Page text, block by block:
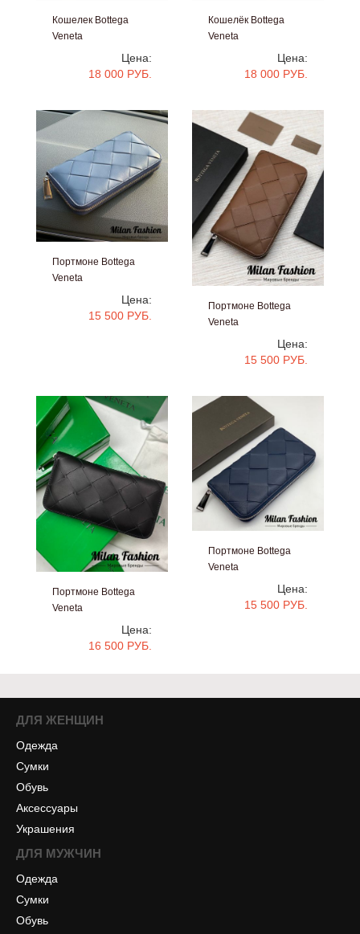
Кошелек Bottega
Veneta
Цена:
18 000 РУБ.
Кошелёк Bottega
Veneta
Цена:
18 000 РУБ.
Портмоне Bottega
Veneta
Цена:
15 500 РУБ.
Портмоне Bottega
Veneta
Цена:
15 500 РУБ.
Портмоне Bottega
Veneta
Цена:
16 500 РУБ.
Портмоне Bottega
Veneta
Цена:
15 500 РУБ.
ДЛЯ ЖЕНЩИН
Одежда
Сумки
Обувь
Аксессуары
Украшения
ДЛЯ МУЖЧИН
Одежда
Сумки
Обувь